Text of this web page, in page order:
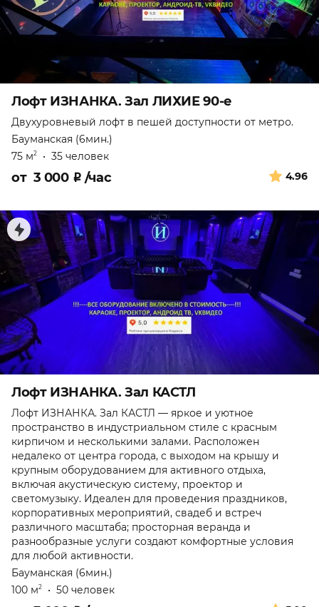
Лофт ИЗНАНКА. Зал ЛИХИЕ 90-е
Двухуровневый лофт в пешей доступности от метро.
Бауманская (6мин.)
75 м2 • 35 человек
4.96
от 3 000 ₽ /час
Лофт ИЗНАНКА. Зал КАСТЛ
Лофт ИЗНАНКА. Зал КАСТЛ — яркое и уютное
пространство в индустриальном стиле с красным
кирпичом и несколькими залами. Расположен
недалеко от центра города, с выходом на крышу и
крупным оборудованием для активного отдыха,
включая акустическую систему, проектор и
светомузыку. Идеален для проведения праздников,
корпоративных мероприятий, свадеб и встреч
различного масштаба; просторная веранда и
разнообразные услуги создают комфортные условия
для любой активности.
Бауманская (6мин.)
100 м2 • 50 человек